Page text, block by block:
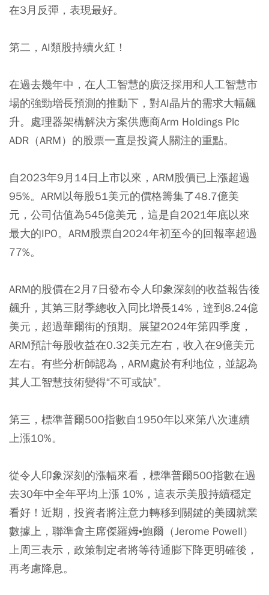
在3月反彈，表現最好。
第二，AI類股持續火紅！
在過去幾年中，在人工智慧的廣泛採用和人工智慧市
場的強勁增長預測的推動下，對AI晶片的需求大幅飆
升。處理器架構解決方案供應商Arm Holdings Plc
ADR（ARM）的股票一直是投資人關注的重點。
自2023年9月14日上市以來，ARM股價已上漲超過
95%。ARM以每股51美元的價格籌集了48.7億美
元，公司估值為545億美元，這是自2021年底以來
最大的IPO。ARM股票自2024年初至今的回報率超過
77%。
ARM的股價在2月7日發布令人印象深刻的收益報告後
飆升，其第三財季總收入同比增長14%，達到8.24億
美元，超過華爾街的預期。展望2024年第四季度，
ARM預計每股收益在0.32美元左右，收入在9億美元
左右。有些分析師認為，ARM處於有利地位，並認為
其人工智慧技術變得“不可或缺”。
第三，標準普爾500指數自1950年以來第八次連續
上漲10%。
從令人印象深刻的漲幅來看，標準普爾500指數在過
去30年中全年平均上漲 10%，這表示美股持續穩定
看好！近期，投資者將注意力轉移到關鍵的美國就業
數據上，聯準會主席傑羅姆•鮑爾（Jerome Powell）
上周三表示，政策制定者將等待通膨下降更明確後，
再考慮降息。